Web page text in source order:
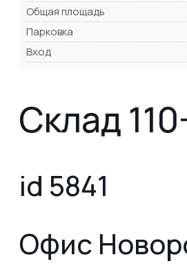
Общая площадь
Парковка
Вход
Склад
id 5841
Офис